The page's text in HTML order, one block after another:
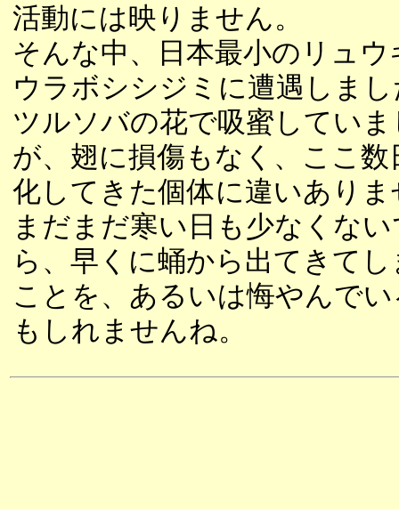
活動には映りません。
そんな中、日本最小のリュウ
ウラボシシジミに遭遇しま
ツルソバの花で吸蜜してい
が、翅に損傷もなく、ここ数
化してきた個体に違いありま
まだまだ寒い日も少なくな
ら、早くに蛹から出てきて
ことを、あるいは悔やんで
もしれませんね。